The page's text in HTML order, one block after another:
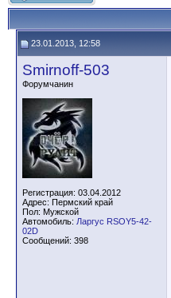
23.01.2013, 12:58
Smirnoff-503
Форумчанин
Регистрация: 03.04.2012
Адрес: Пермский край
Пол: Мужской
Автомобиль: Ларгус RSOY5-42-
02D
Сообщений: 398